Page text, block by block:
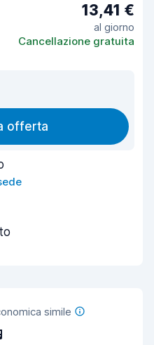
13,41 €
al giorno
Cancellazione gratuita
offerta
simile